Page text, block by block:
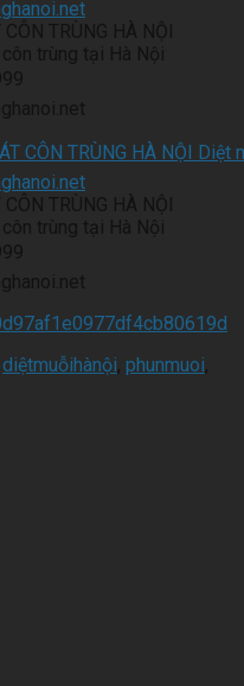
TRÙNG HÀ NỘI
trùng tại Hà Nội
TRÙNG HÀ NỘI
trùng tại Hà Nội
diệtmuỗihànội phunmuoi